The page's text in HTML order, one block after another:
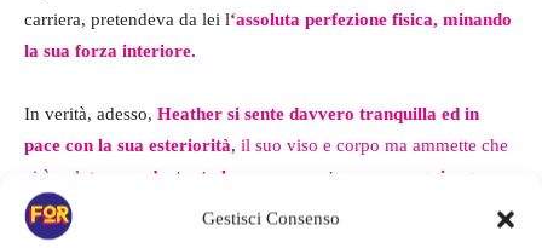
Gestisci Consenso
carriera, pretendeva da lei l‘assoluta perfezione fisica, minando
la sua forza interiore.
In verità, adesso, Heather si sente davvero tranquilla ed in
pace con la sua esteriorità, il suo viso e corpo ma ammette che
ci è voluto
un po’ e tanto lavoro su se stessa per raggiungere
questa consapevolezza.